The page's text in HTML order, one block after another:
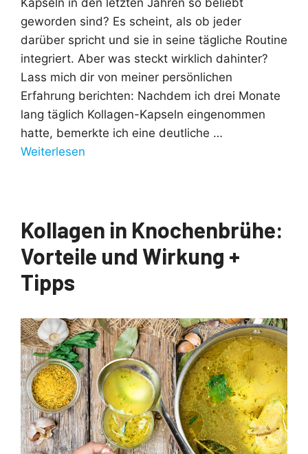
Kapseln in den letzten Jahren so beliebt
geworden sind? Es scheint, als ob jeder
darüber spricht und sie in seine tägliche Routine
integriert. Aber was steckt wirklich dahinter?
Lass mich dir von meiner persönlichen
Erfahrung berichten: Nachdem ich drei Monate
lang täglich Kollagen-Kapseln eingenommen
hatte, bemerkte ich eine deutliche …
Weiterlesen
Kollagen in Knochenbrühe:
Vorteile und Wirkung +
Tipps